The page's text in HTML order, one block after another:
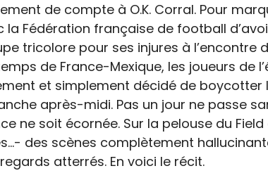
de compte à O.K. Corral. Pour
la Fédération française de football
tricolore pour ses injures à l’encontre
de France-Mexique, les joueurs de
et simplement décidé de boycotter
après-midi. Pas un jour ne passe
ne soit écornée. Sur la pelouse du
des scènes complètement
atterrés. En voici le récit.